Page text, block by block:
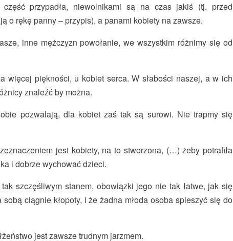
część przypadła, niewolnikami są na czas jakiś (tj. przed
o rękę panny – przypis), a panami kobiety na zawsze.
inne mężczyzn powołanie, we wszystkim różnimy się od
więcej piękności, u kobiet serca. W słabości naszej, a w ich
znaleźć by można.
pozwalają, dla kobiet zaś tak są surowi. Nie trapmy się
jest kobiety, na to stworzona, (…) żeby potrafiła
i dobrze wychować dzieci.
szczęśliwym stanem, obowiązki jego nie tak łatwe, jak się
ciągnie kłopoty, i że żadna młoda osoba spieszyć się do
jest zawsze trudnym jarzmem.